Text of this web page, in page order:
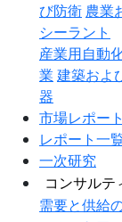
び防衛 農業
シーラント
産業用自動
業 建築およ
器
市場レポート
レポート一
一次研究
コンサルテ
需要と供給